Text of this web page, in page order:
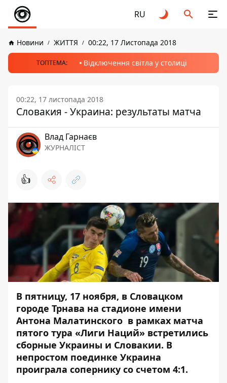
RU
Новини ЖИТТЯ 00:22, 17 Листопада 2018
ТОПТЕМА: Відключення світла у столиці
00:22, 17 листопада 2018
Словакия - Украина: результаты матча
Влад Гарнаєв
ЖУРНАЛІСТ
👍
В пятницу, 17 ноября, в Словацком
городе Трнава на стадионе имени
Антона Малатинского в рамках матча
пятого тура «Лиги Наций» встретились
сборные Украины и Словакии. В
непростом поединке Украина
проиграла сопернику со счетом 4:1.